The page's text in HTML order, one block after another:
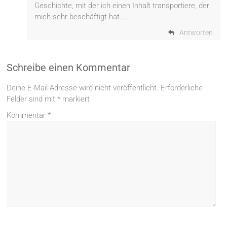
Geschichte, mit der ich einen Inhalt transportiere, der
mich sehr beschäftigt hat…..
Antworten
Schreibe einen Kommentar
Deine E-Mail-Adresse wird nicht veröffentlicht. Erforderliche
Felder sind mit* markiert
Kommentar*